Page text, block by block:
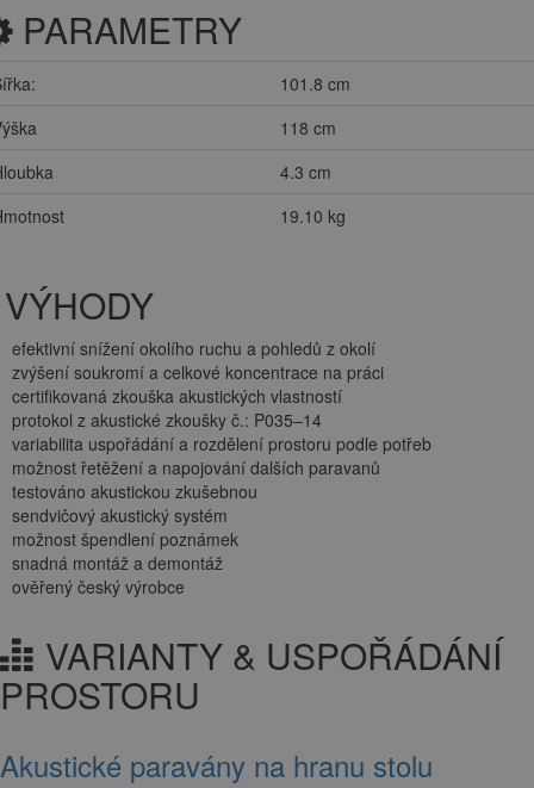
PARAMETRY
101.8 cm
118 cm
4.3 cm
19.10 kg
efektivní snížení okolího ruchu a pohledů z okolí
zvýšení soukromí a celkové koncentrace na práci
certifikovaná zkouška akustických vlastností
protokol z akustické zkoušky č.: P035–14
variabilita uspořádání a rozdělení prostoru podle potřeb
možnost řetěžení a napojování dalších paravanů
testováno akustickou zkušebnou
sendvičový akustický systém
možnost špendlení poznámek
snadná montáž a demontáž
ověřený český výrobce
VARIANTY & USPOŘÁDÁNÍ
PROSTORU
Akustické paravány na hranu stolu